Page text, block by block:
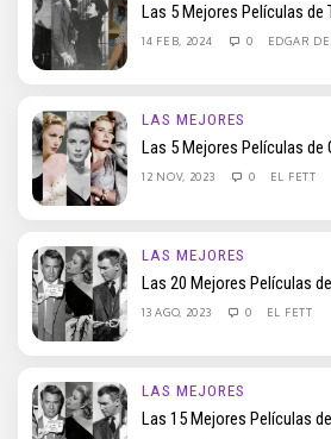
Las 5 Mejores Películas de
14 FEB, 2024 0 EDGAR
LAS MEJORES
Las 5 Mejores Películas de
12 NOV, 2023 0 EL FETT
LAS MEJORES
Las 20 Mejores Películas
13 AGO, 2023 0 EL FETT
LAS MEJORES
Las 15 Mejores Películas